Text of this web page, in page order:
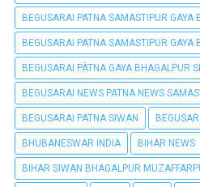
BEGUSARAI PATNA SAMASTIPUR GAYA
BEGUSARAI PATNA SAMASTIPUR GAYA
BEGUSARAI PÀTNA GAYA BHAGALPUR
BEGUSARAI NEWS PATNA NEWS
BEGUSARAI PATNA SIWAN
BHUBANESWAR INDIA BIHAR NEWS
BIHAR SIWAN BHAGALPUR